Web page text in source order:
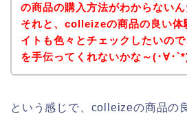
の商品の購入方法がわからないん
それと、colleizeの商品の良い体
イトも色々とチェックしたいの
を手伝ってくれないかな～(･∀･
という感じで、colleizeの商品の